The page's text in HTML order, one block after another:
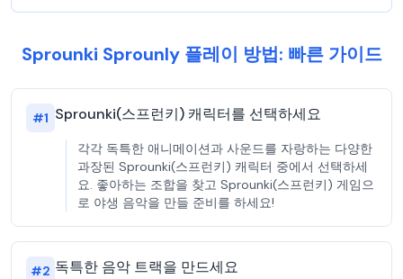
Sprounki Sprounly 플레이 방법: 빠른 가이드
#1 Sprounki(스프런키) 캐릭터를 선택하세요
각각 독특한 애니메이션과 사운드를 자랑하는 다양한
과장된 Sprounki(스프런키) 캐릭터 중에서 선택하세
요. 좋아하는 조합을 찾고 Sprounki(스프런키) 게임으
로 야생 음악을 만들 준비를 하세요!
#2 독특한 음악 트랙을 만드세요